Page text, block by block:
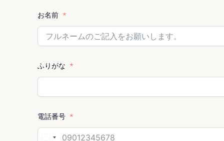
お名前
ふりがな
電話番号